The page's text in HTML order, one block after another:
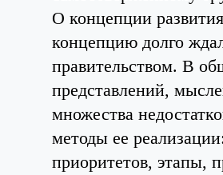
О концепции
концепцию долго
правительством. В
представлений,
множества
методы ее
приоритетов, этапы,